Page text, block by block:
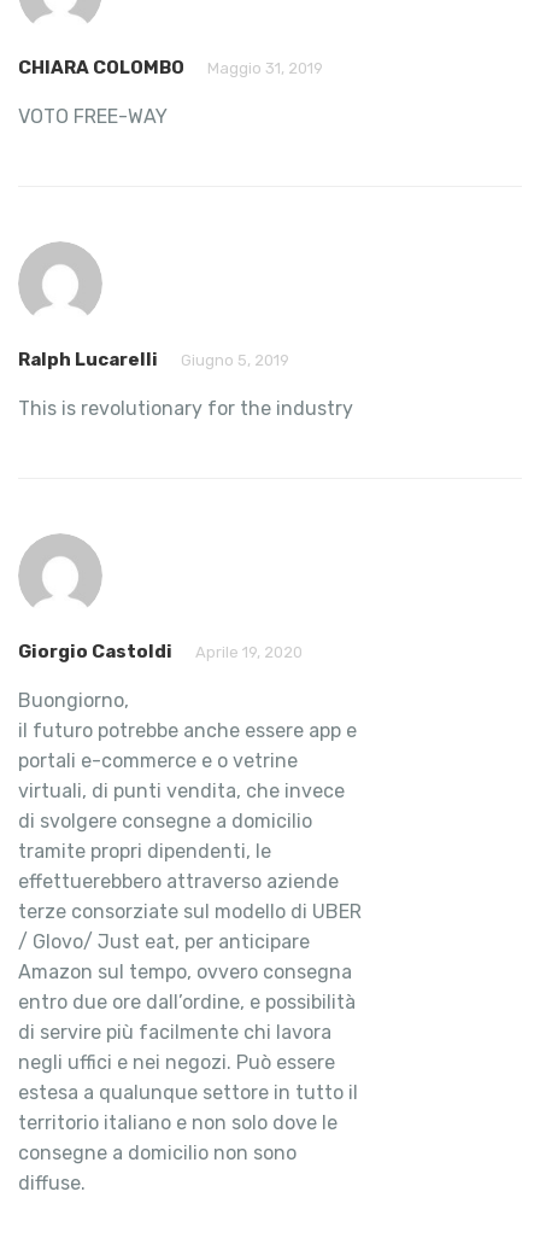
CHIARA COLOMBO Maggio 31, 2019
VOTO FREE-WAY
Ralph Lucarelli Giugno 5, 2019
This is revolutionary for the industry
Giorgio Castoldi Aprile 19, 2020
Buongiorno,
il futuro potrebbe anche essere app e
portali e-commerce e o vetrine
virtuali, di punti vendita, che invece
di svolgere consegne a domicilio
tramite propri dipendenti, le
effettuerebbero attraverso aziende
terze consorziate sul modello di UBER
/ Glovo/ Just eat, per anticipare
Amazon sul tempo, ovvero consegna
entro due ore dall’ordine, e possibilità
di servire più facilmente chi lavora
negli uffici e nei negozi. Può essere
estesa a qualunque settore in tutto il
territorio italiano e non solo dove le
consegne a domicilio non sono
diffuse.